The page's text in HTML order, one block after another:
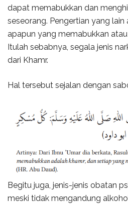
dapat memabukkan dan
seseorang. Pengertian yang lain
apapun yang memabukkan
Itulah sebabnya, segala jenis
dari Khamr.
Hal tersebut sejalan dengan
Begitu juga, jenis-jenis obatan
meski tidak mengandung